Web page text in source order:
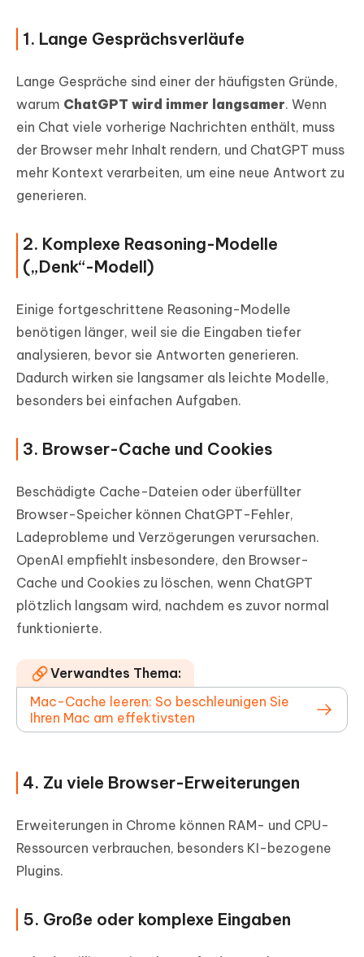
1. Lange Gesprächsverläufe
Lange Gespräche sind einer der häufigsten Gründe,
warum ChatGPT wird immer langsamer. Wenn
ein Chat viele vorherige Nachrichten enthält, muss
der Browser mehr Inhalt rendern, und ChatGPT muss
mehr Kontext verarbeiten, um eine neue Antwort zu
generieren.
2. Komplexe Reasoning-Modelle
(„Denk“-Modell)
Einige fortgeschrittene Reasoning-Modelle
benötigen länger, weil sie die Eingaben tiefer
analysieren, bevor sie Antworten generieren.
Dadurch wirken sie langsamer als leichte Modelle,
besonders bei einfachen Aufgaben.
3. Browser-Cache und Cookies
Beschädigte Cache-Dateien oder überfüllter
Browser-Speicher können ChatGPT-Fehler,
Ladeprobleme und Verzögerungen verursachen.
OpenAI empfiehlt insbesondere, den Browser-
Cache und Cookies zu löschen, wenn ChatGPT
plötzlich langsam wird, nachdem es zuvor normal
funktionierte.
Verwandtes Thema:
Mac-Cache leeren: So beschleunigen Sie
Ihren Mac am effektivsten
4. Zu viele Browser-Erweiterungen
Erweiterungen in Chrome können RAM- und CPU-
Ressourcen verbrauchen, besonders KI-bezogene
Plugins.
5. Große oder komplexe Eingaben